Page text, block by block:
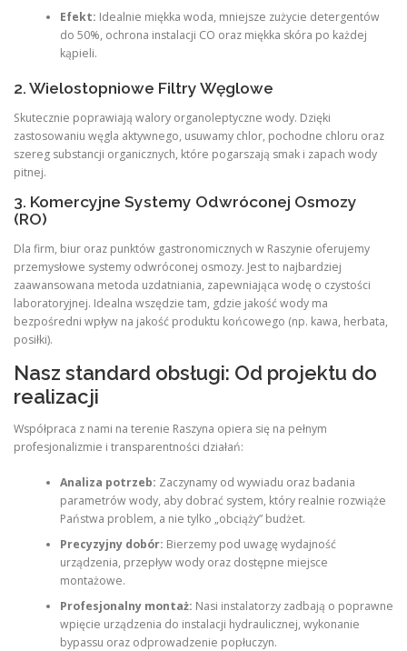
Efekt: Idealnie miękka woda, mniejsze zużycie detergentów
do 50%, ochrona instalacji CO oraz miękka skóra po każdej
kąpieli.
2. Wielostopniowe Filtry Węglowe
Skutecznie poprawiają walory organoleptyczne wody. Dzięki
zastosowaniu węgla aktywnego, usuwamy chlor, pochodne chloru oraz
szereg substancji organicznych, które pogarszają smak i zapach wody
pitnej.
3. Komercyjne Systemy Odwróconej Osmozy
(RO)
Dla firm, biur oraz punktów gastronomicznych w Raszynie oferujemy
przemysłowe systemy odwróconej osmozy. Jest to najbardziej
zaawansowana metoda uzdatniania, zapewniająca wodę o czystości
laboratoryjnej. Idealna wszędzie tam, gdzie jakość wody ma
bezpośredni wpływ na jakość produktu końcowego (np. kawa, herbata,
posiłki).
Nasz standard obsługi: Od projektu do
realizacji
Współpraca z nami na terenie Raszyna opiera się na pełnym
profesjonalizmie i transparentności działań:
Analiza potrzeb: Zaczynamy od wywiadu oraz badania
parametrów wody, aby dobrać system, który realnie rozwiąże
Państwa problem, a nie tylko „obciąży” budżet.
Precyzyjny dobór: Bierzemy pod uwagę wydajność
urządzenia, przepływ wody oraz dostępne miejsce
montażowe.
Profesjonalny montaż: Nasi instalatorzy zadbają o poprawne
wpięcie urządzenia do instalacji hydraulicznej, wykonanie
bypassu oraz odprowadzenie popłuczyn.